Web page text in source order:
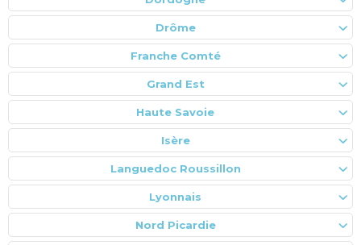
Drôme
Franche Comté
Grand Est
Haute Savoie
Isère
Languedoc Roussillon
Lyonnais
Nord Picardie